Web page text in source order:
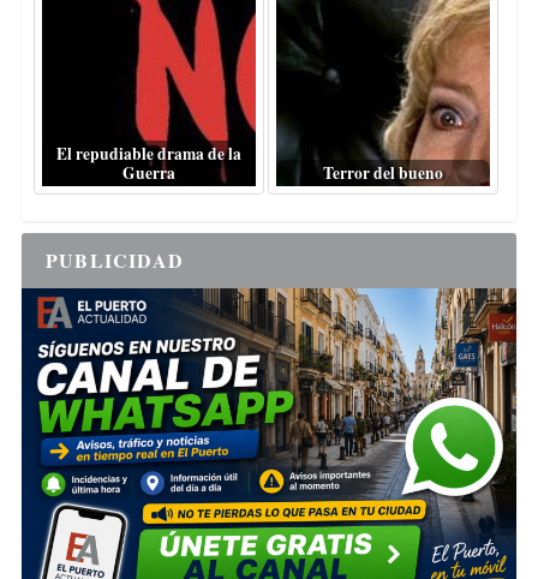
El repudiable drama de la
Guerra
Terror del bueno
PUBLICIDAD